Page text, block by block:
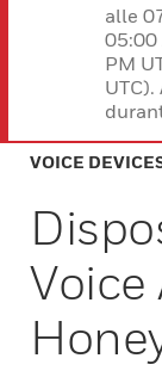
alle
05:00
PM
VOICE
Voice